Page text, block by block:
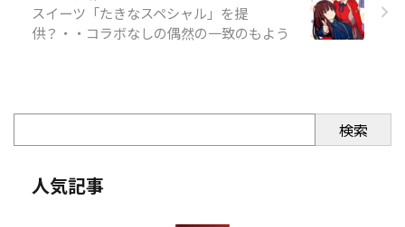
スイーツ「たきなスペシャル」を提
供？・・コラボなしの偶然の一致のもよう
検索
人気記事